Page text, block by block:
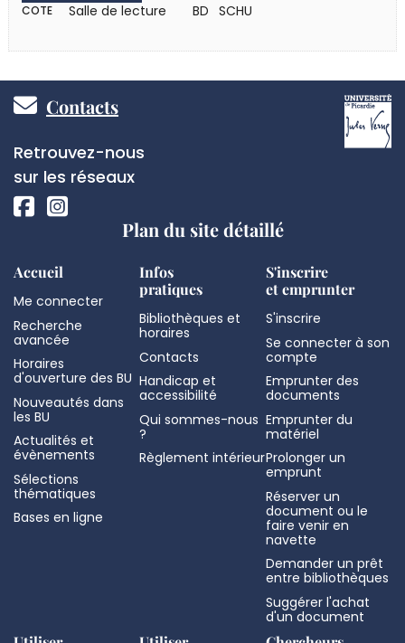
COTE Salle de lecture BD SCHU
Pied
de
page
Contacts
Réseaux
sociaux
Retrouvez-nous
sur les réseaux
Plan du site détaillé
Accueil
Me connecter
Recherche
avancée
Horaires
d'ouverture des BU
Nouveautés dans
les BU
Actualités et
évènements
Sélections
thématiques
Bases en ligne
Infos
pratiques
Bibliothèques et
horaires
Contacts
Handicap et
accessibilité
Qui sommes-nous
?
Règlement intérieur
S'inscrire
et emprunter
S'inscrire
Se connecter à son
compte
Emprunter des
documents
Emprunter du
matériel
Prolonger un
emprunt
Réserver un
document ou le
faire venir en
navette
Demander un prêt
entre bibliothèques
Suggérer l'achat
d'un document